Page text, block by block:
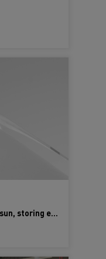
Harnessing wind, capturing sun, storing energy - powered by Kanthal solutions